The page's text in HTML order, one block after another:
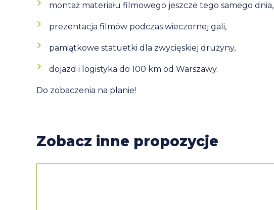
montaż materiału filmowego jeszcze tego samego dnia,
prezentacja filmów podczas wieczornej gali,
pamiątkowe statuetki dla zwycięskiej drużyny,
dojazd i logistyka do 100 km od Warszawy.
Do zobaczenia na planie!
Zobacz inne propozycje